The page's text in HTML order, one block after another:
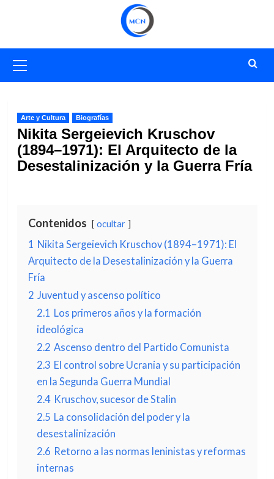
primario
Arte y Cultura Biografías
Nikita Sergeievich Kruschov
(1894–1971): El Arquitecto de la
Desestalinización y la Guerra Fría
Contenidos ocultar
1 Nikita Sergeievich Kruschov (1894–1971): El
Arquitecto de la Desestalinización y la Guerra
Fría
2 Juventud y ascenso político
2.1 Los primeros años y la formación
ideológica
2.2 Ascenso dentro del Partido Comunista
2.3 El control sobre Ucrania y su participación
en la Segunda Guerra Mundial
2.4 Kruschov, sucesor de Stalin
2.5 La consolidación del poder y la
desestalinización
2.6 Retorno a las normas leninistas y reformas
internas